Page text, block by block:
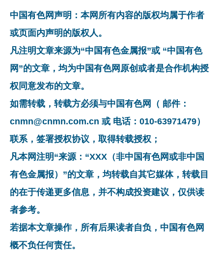
中国有色网声明：本网所有内容的版权均属于作者
或页面内声明的版权人。
凡注明文章来源为“中国有色金属报”或 “中国有色
网”的文章，均为中国有色网原创或者是合作机构授
权同意发布的文章。
如需转载，转载方必须与中国有色网（ 邮件：
cnmn@cnmn.com.cn 或 电话：010-63971479）
联系，签署授权协议，取得转载授权；
凡本网注明“来源：“XXX（非中国有色网或非中国
有色金属报）”的文章，均转载自其它媒体，转载目
的在于传递更多信息，并不构成投资建议，仅供读
者参考。
若据本文章操作，所有后果读者自负，中国有色网
概不负任何责任。